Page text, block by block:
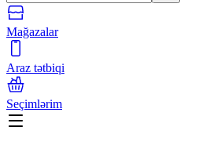
Mağazalar
Araz tətbiqi
Seçimlərim